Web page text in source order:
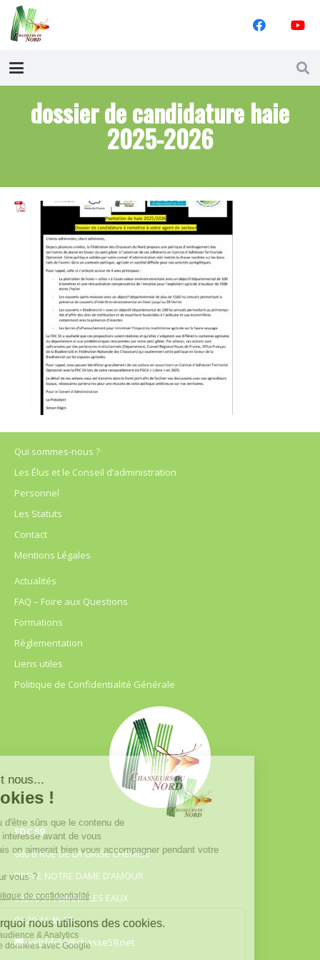
dossier de candidature haie
2025-2026
Qui sommes-nous ?
Les Élus et le Conseil d’administration
Personnel
Les Statuts
Contact
Mentions Légales
Actualités
FAQ – Foire aux Questions
Formations
Règlementation
Liens utiles
Politique de Confidentialité Générale
FDC 59
680 B RUE DE LA GRISE CHEMISE
DREVE NOTRE DAME D’AMOUR
59230 ST AMAND LES EAUX
03.20.41.45.63
webfdc59@chasse59.net